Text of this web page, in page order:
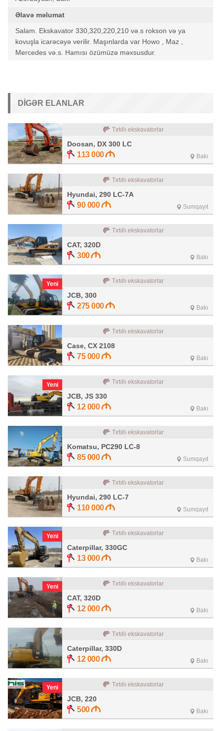
Əlavə məlumat
Salam. Ekskavator 330,320,220,210 və.s rokson və ya
kovuşla icarəcəyə verilir. Maşınlarda var Howo , Maz ,
Mercedes və.s. Hamısı özümüzə məxsusdur.
DIGƏR ELANLAR
Tırtıllı ekskavatorlar
Doosan, DX 300 LC
113 000 Bakı
Tırtıllı ekskavatorlar
Hyundai, 290 LC-7A
90 000 Sumqayıt
Tırtıllı ekskavatorlar
CAT, 320D
300 Bakı
Yeni Tırtıllı ekskavatorlar
JCB, 300
275 000 Bakı
Tırtıllı ekskavatorlar
Case, CX 2108
75 000 Bakı
Yeni Tırtıllı ekskavatorlar
JCB, JS 330
12 000 Bakı
Tırtıllı ekskavatorlar
Komatsu, PC290 LC-8
85 000 Sumqayıt
Tırtıllı ekskavatorlar
Hyundai, 290 LC-7
110 000 Sumqayıt
Yeni Tırtıllı ekskavatorlar
Caterpillar, 330GC
13 000 Bakı
Yeni Tırtıllı ekskavatorlar
CAT, 320D
12 000 Bakı
Tırtıllı ekskavatorlar
Caterpillar, 330D
12 000 Bakı
Yeni Tırtıllı ekskavatorlar
JCB, 220
500 Bakı